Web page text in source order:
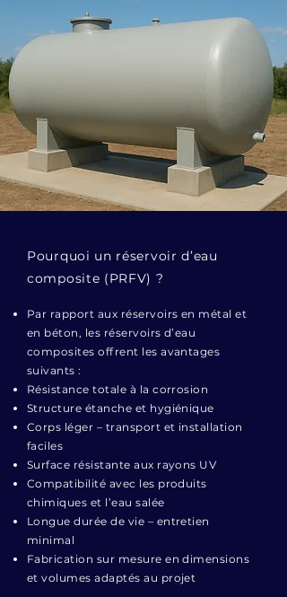
Pourquoi un réservoir d’eau
composite (PRFV) ?
Par rapport aux réservoirs en métal et
en béton, les réservoirs d’eau
composites offrent les avantages
suivants :
Résistance totale à la corrosion
Structure étanche et hygiénique
Corps léger – transport et installation
faciles
Surface résistante aux rayons UV
Compatibilité avec les produits
chimiques et l’eau salée
Longue durée de vie – entretien
minimal
Fabrication sur mesure en dimensions
et volumes adaptés au projet